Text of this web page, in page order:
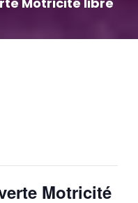
Motricité